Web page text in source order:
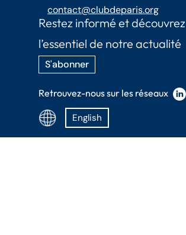
contact@clubdeparis.org
Restez informé et découvrez
l’essentiel de notre actualité
S'abonner
Retrouvez-nous sur les réseaux
English